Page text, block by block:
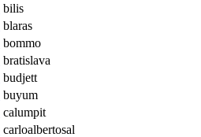
bilis
blaras
bommo
bratislava
budjett
buyum
calumpit
carloalbertosal